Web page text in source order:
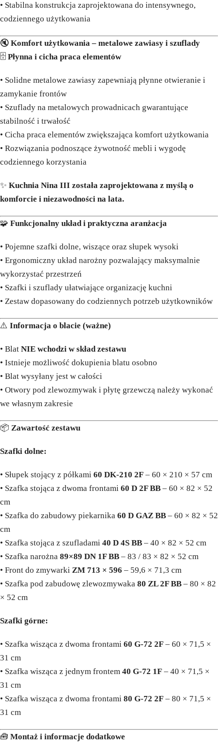
• Stabilna konstrukcja zaprojektowana do intensywnego,
codziennego użytkowania
🔇 Komfort użytkowania – metalowe zawiasy i szuflady
🗄️ Płynna i cicha praca elementów
• Solidne metalowe zawiasy zapewniają płynne otwieranie i
zamykanie frontów
• Szuflady na metalowych prowadnicach gwarantujące
stabilność i trwałość
• Cicha praca elementów zwiększająca komfort użytkowania
• Rozwiązania podnoszące żywotność mebli i wygodę
codziennego korzystania
✨ Kuchnia Nina III została zaprojektowana z myślą o
komforcie i niezawodności na lata.
🧩 Funkcjonalny układ i praktyczna aranżacja
• Pojemne szafki dolne, wiszące oraz słupek wysoki
• Ergonomiczny układ narożny pozwalający maksymalnie
wykorzystać przestrzeń
• Szafki i szuflady ułatwiające organizację kuchni
• Zestaw dopasowany do codziennych potrzeb użytkowników
⚠️ Informacja o blacie (ważne)
• Blat NIE wchodzi w skład zestawu
• Istnieje możliwość dokupienia blatu osobno
• Blat wysyłany jest w całości
• Otwory pod zlewozmywak i płytę grzewczą należy wykonać
we własnym zakresie
📦 Zawartość zestawu
Szafki dolne:
• Słupek stojący z półkami 60 DK-210 2F – 60 × 210 × 57 cm
• Szafka stojąca z dwoma frontami 60 D 2F BB – 60 × 82 × 52
cm
• Szafka do zabudowy piekarnika 60 D GAZ BB – 60 × 82 × 52
cm
• Szafka stojąca z szufladami 40 D 4S BB – 40 × 82 × 52 cm
• Szafka narożna 89×89 DN 1F BB – 83 / 83 × 82 × 52 cm
• Front do zmywarki ZM 713 × 596 – 59,6 × 71,3 cm
• Szafka pod zabudowę zlewozmywaka 80 ZL 2F BB – 80 × 82
× 52 cm
Szafki górne:
• Szafka wisząca z dwoma frontami 60 G-72 2F – 60 × 71,5 ×
31 cm
• Szafka wisząca z jednym frontem 40 G-72 1F – 40 × 71,5 ×
31 cm
• Szafka wisząca z dwoma frontami 80 G-72 2F – 80 × 71,5 ×
31 cm
🧰 Montaż i informacje dodatkowe